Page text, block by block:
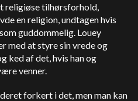
religiøse tilhørsforhold,
en religion, undtagen hvis
guddommelig. Louey
med at styre sin vrede og
ked af det, hvis han og
venner.
forkert i det, men man kan